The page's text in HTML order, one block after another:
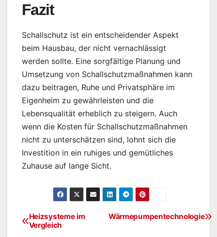
Fazit
Schallschutz ist ein entscheidender Aspekt
beim Hausbau, der nicht vernachlässigt
werden sollte. Eine sorgfältige Planung und
Umsetzung von Schallschutzmaßnahmen kann
dazu beitragen, Ruhe und Privatsphäre im
Eigenheim zu gewährleisten und die
Lebensqualität erheblich zu steigern. Auch
wenn die Kosten für Schallschutzmaßnahmen
nicht zu unterschätzen sind, lohnt sich die
Investition in ein ruhiges und gemütliches
Zuhause auf lange Sicht.
BeitragsnavigationWärmepumpentechnologie
Heizsysteme im
Vergleich